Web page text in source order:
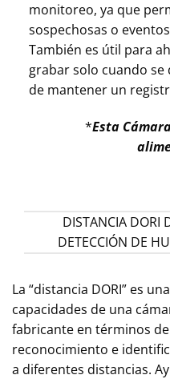
monitoreo, ya que
sospechosas o
También es útil para
grabar solo cuando
de mantener un
*Esta
DISTANCIA DORI
DETECCIÓN DE
La “distancia DORI” es
capacidades de una
fabricante en términos
reconocimiento e
a diferentes distancias.